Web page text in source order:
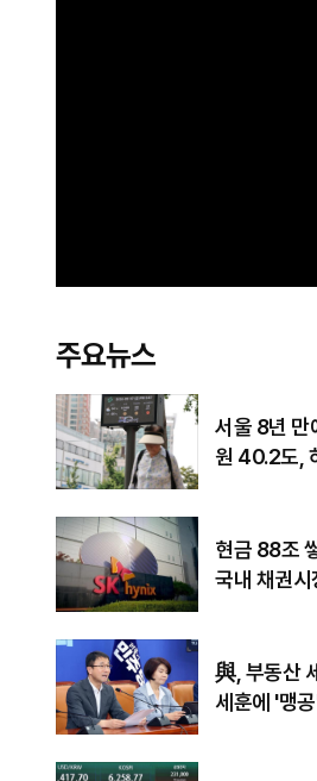
주요뉴스
서울 8년
원 40.2도,
현금 88조
국내 채권
與, 부동산
세훈에 '맹